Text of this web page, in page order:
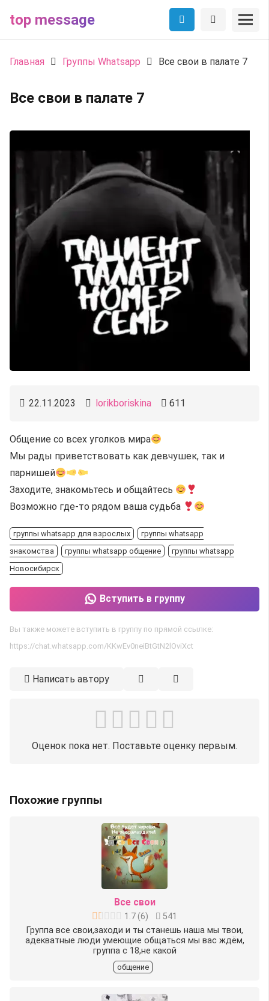
top message
Главная Группы Whatsapp Все свои в палате 7
Все свои в палате 7
22.11.2023 lorikboriskina 611
Общение со всех уголков мира
Мы рады приветствовать как девчушек, так и
парнишей
Заходите, знакомьтесь и общайтесь
Возможно где-то рядом ваша судьба
группы whatsapp для взрослых
группы whatsapp
знакомства
группы whatsapp общение
группы whatsapp
Новосибирск
Вступить в группу
Вы также можете вступить в группу по прямой ссылке:
https://chat.whatsapp.com/KKwEv0neiBtGtN2lOviXct
Написать автору
Оценок пока нет. Поставьте оценку первым.
Похожие группы
Все свои
1.7(6)
541
Группа все свои,заходи и ты станешь наша мы твои,
адекватные люди умеющие общаться мы вас ждём,
группа c 18,не какой
общение